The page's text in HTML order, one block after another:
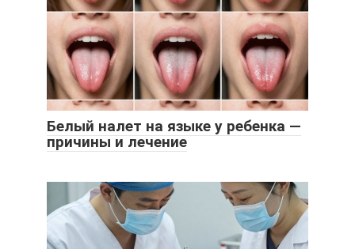
Белый налет на языке у ребенка —
причины и лечение